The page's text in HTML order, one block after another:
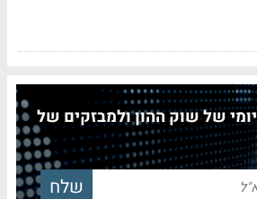
של שוק ההון ולמבזקים של